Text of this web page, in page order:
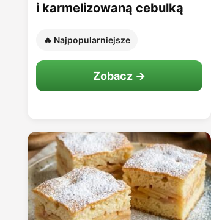
i karmelizowaną cebulką
🔥 Najpopularniejsze
Zobacz →